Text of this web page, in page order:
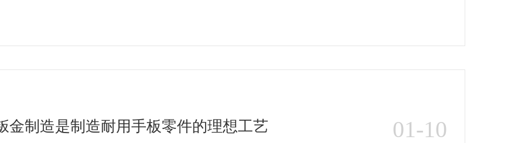
金制造是制造耐用手板零件的理想工艺 01-10